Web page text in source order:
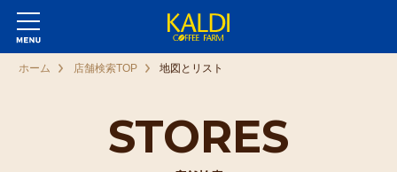
STORES
ホーム 店舗検索TOP 地図とリスト